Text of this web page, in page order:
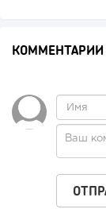
КОММЕНТАРИИ